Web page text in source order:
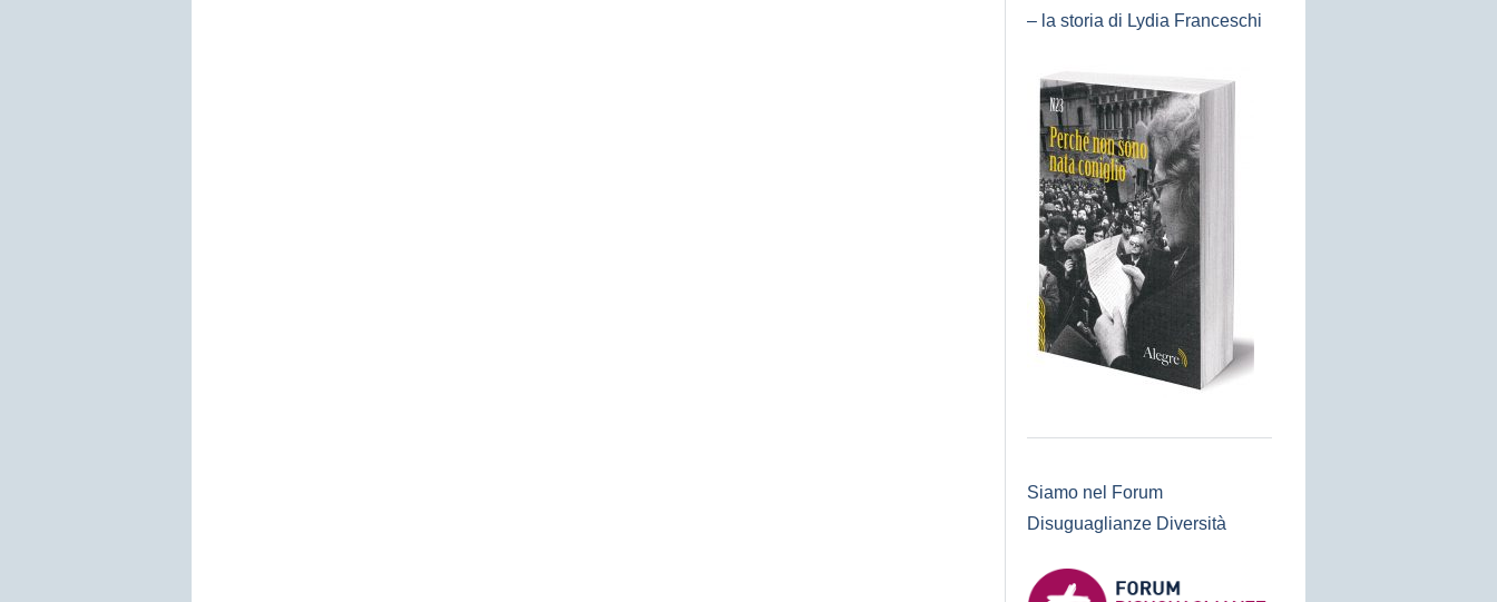
– la storia di Lydia Franceschi
Siamo nel Forum
Disuguaglianze Diversità